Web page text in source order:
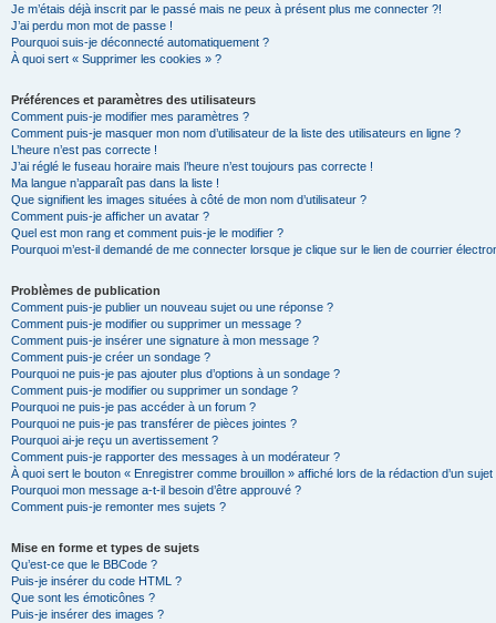
Je m’étais déjà inscrit par le passé mais ne peux à présent plus me connecter ?!
J’ai perdu mon mot de passe !
Pourquoi suis-je déconnecté automatiquement ?
À quoi sert « Supprimer les cookies » ?
Préférences et paramètres des utilisateurs
Comment puis-je modifier mes paramètres ?
Comment puis-je masquer mon nom d’utilisateur de la liste des utilisateurs en ligne ?
L’heure n’est pas correcte !
J’ai réglé le fuseau horaire mais l’heure n’est toujours pas correcte !
Ma langue n’apparaît pas dans la liste !
Que signifient les images situées à côté de mon nom d’utilisateur ?
Comment puis-je afficher un avatar ?
Quel est mon rang et comment puis-je le modifier ?
Pourquoi m’est-il demandé de me connecter lorsque je clique sur le lien de courrier
Problèmes de publication
Comment puis-je publier un nouveau sujet ou une réponse ?
Comment puis-je modifier ou supprimer un message ?
Comment puis-je insérer une signature à mon message ?
Comment puis-je créer un sondage ?
Pourquoi ne puis-je pas ajouter plus d’options à un sondage ?
Comment puis-je modifier ou supprimer un sondage ?
Pourquoi ne puis-je pas accéder à un forum ?
Pourquoi ne puis-je pas transférer de pièces jointes ?
Pourquoi ai-je reçu un avertissement ?
Comment puis-je rapporter des messages à un modérateur ?
À quoi sert le bouton « Enregistrer comme brouillon » affiché lors de la rédaction d’un sujet
Pourquoi mon message a-t-il besoin d’être approuvé ?
Comment puis-je remonter mes sujets ?
Mise en forme et types de sujets
Qu’est-ce que le BBCode ?
Puis-je insérer du code HTML ?
Que sont les émoticônes ?
Puis-je insérer des images ?